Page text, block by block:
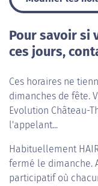
Pour savoir si
ces jours,
Ces horaires ne
dimanches de fête.
Evolution Château-
l'appelant...
Habituellement
fermé le dimanche.
participatif où